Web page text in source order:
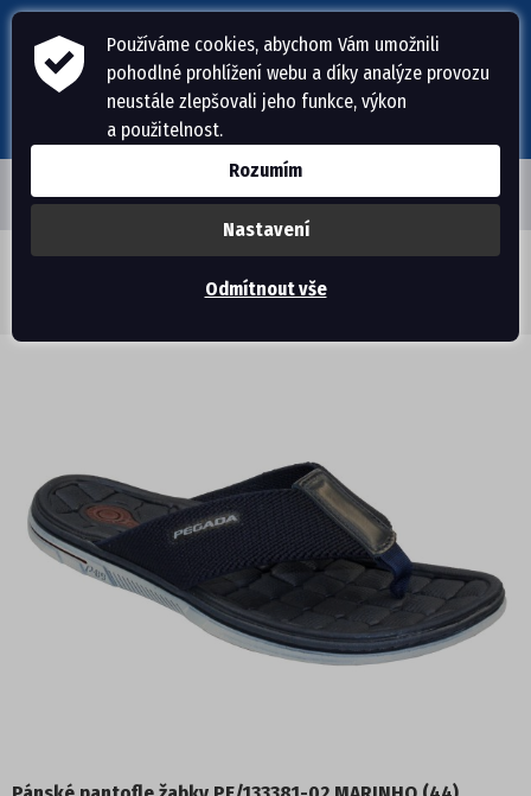
ÚVODNÍ STRÁNKA
SANDÁLE
POLOBOTKY
Pánské pantofle žabky PE/133381-02 MARINHO (44)
Používáme cookies, abychom Vám umožnili
pohodlné prohlížení webu a díky analýze provozu
neustále zlepšovali jeho funkce, výkon
a použitelnost.
Rozumím
Nastavení
Odmítnout vše